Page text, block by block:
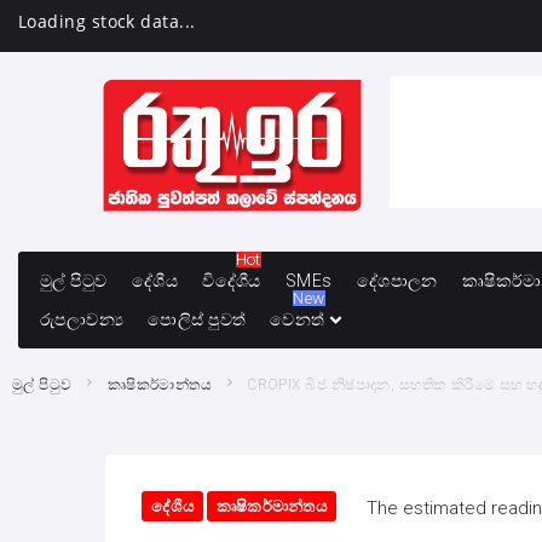
Loading stock data...
මුල් පිටුව දේශීය විදේශීය
Hot
SMEs
දේශපාලන
රුපලාවන්‍ය
පොලිස් පුවත් වෙනත්
New
මුල් පිටුව කෘෂිකර්මාන්තය CROPIX බීජ නිෂ්පාදන, සහතික කිරීමේ සහ
දේශීය කෘෂිකර්මාන්තය The estimated